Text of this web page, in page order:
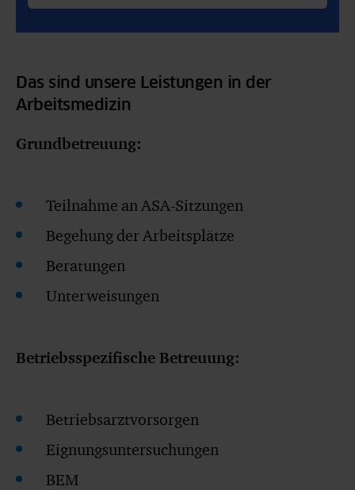
Das sind unsere Leistungen in der
Arbeitsmedizin
Grundbetreuung:
Teilnahme an ASA-Sitzungen
Begehung der Arbeitsplätze
Beratungen
Unterweisungen
Betriebsspezifische Betreuung:
Betriebsarztvorsorgen
Eignungsuntersuchungen
BEM